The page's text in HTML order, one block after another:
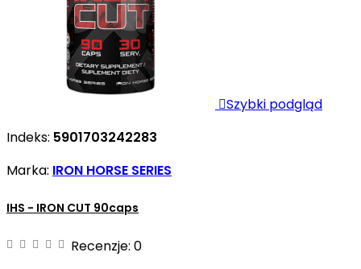
Szybki podgląd
Indeks: 5901703242283
Marka: IRON HORSE SERIES
IHS - IRON CUT 90caps
Recenzje: 0